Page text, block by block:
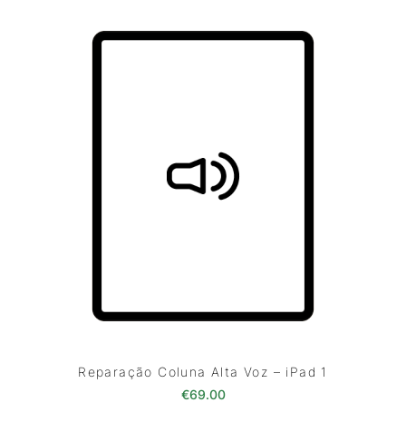
Reparação Coluna Alta Voz – iPad 1
€69.00